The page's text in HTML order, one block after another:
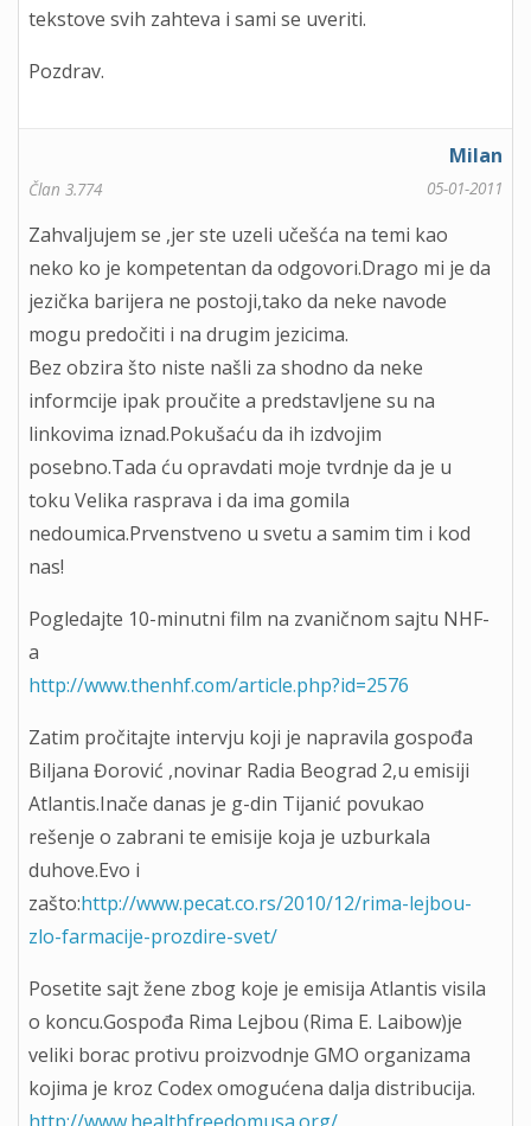
tekstove svih zahteva i sami se uveriti.
Pozdrav.
Milan
Član 3.774 05-01-2011
Zahvaljujem se ,jer ste uzeli učešća na temi kao
neko ko je kompetentan da odgovori.Drago mi je da
jezička barijera ne postoji,tako da neke navode
mogu predočiti i na drugim jezicima.
Bez obzira što niste našli za shodno da neke
informcije ipak proučite a predstavljene su na
linkovima iznad.Pokušaću da ih izdvojim
posebno.Tada ću opravdati moje tvrdnje da je u
toku Velika rasprava i da ima gomila
nedoumica.Prvenstveno u svetu a samim tim i kod
nas!
Pogledajte 10-minutni film na zvaničnom sajtu NHF-
a
http://www.thenhf.com/article.php?id=2576
Zatim pročitajte intervju koji je napravila gospođa
Biljana Đorović ,novinar Radia Beograd 2,u emisiji
Atlantis.Inače danas je g-din Tijanić povukao
rešenje o zabrani te emisije koja je uzburkala
duhove.Evo i
zašto:http://www.pecat.co.rs/2010/12/rima-lejbou-
zlo-farmacije-prozdire-svet/
Posetite sajt žene zbog koje je emisija Atlantis visila
o koncu.Gospođa Rima Lejbou (Rima E. Laibow)je
veliki borac protivu proizvodnje GMO organizama
kojima je kroz Codex omogućena dalja distribucija.